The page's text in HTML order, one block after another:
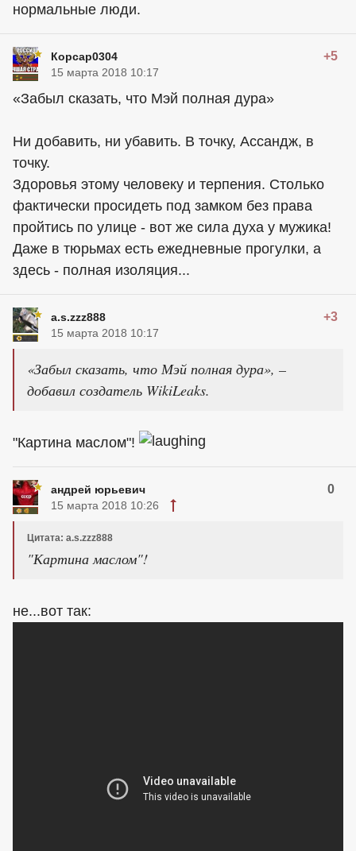
нормальные люди.
Корсар0304 +5
15 марта 2018 10:17
«Забыл сказать, что Мэй полная дура»
Ни добавить, ни убавить. В точку, Ассандж, в
точку.
Здоровья этому человеку и терпения. Столько
фактически просидеть под замком без права
пройтись по улице - вот же сила духа у мужика!
Даже в тюрьмах есть ежедневные прогулки, а
здесь - полная изоляция...
a.s.zzz888 +3
15 марта 2018 10:17
«Забыл сказать, что Мэй полная дура», –
добавил создатель WikiLeaks.
"Картина маслом"!
андрей юрьевич 0
15 марта 2018 10:26
Цитата: a.s.zzz888
"Картина маслом"!
не...вот так: